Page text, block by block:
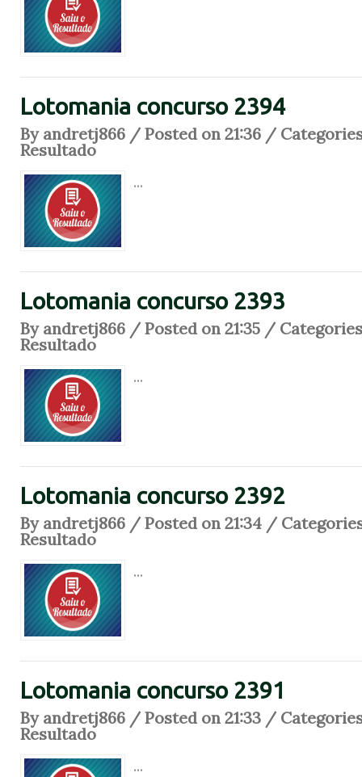
Lotomania concurso 2394
By andretj866 / Posted on 21:36 /
Resultado
...
Lotomania concurso 2393
By andretj866 / Posted on 21:35 /
Resultado
...
Lotomania concurso 2392
By andretj866 / Posted on 21:34 /
Resultado
...
Lotomania concurso 2391
By andretj866 / Posted on 21:33 /
Resultado
...